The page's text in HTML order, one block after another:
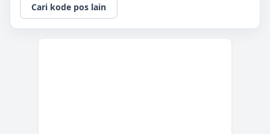
Cari kode pos lain